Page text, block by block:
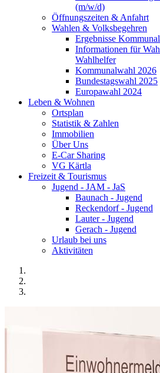
(m/w/d)
Öffnungszeiten & Anfahrt
Wahlen & Volksbegehren
Ergebnisse
Informationen für
Wahlhelfer
Kommunalwahl 2026
Bundestagswahl 2025
Europawahl 2024
Leben & Wohnen
Ortsplan
Statistik & Zahlen
Immobilien
Über Uns
E-Car Sharing
VG Kärtla
Freizeit & Tourismus
Jugend - JAM - JaS
Baunach - Jugend
Reckendorf - Jugend
Lauter - Jugend
Gerach - Jugend
Urlaub bei uns
Aktivitäten